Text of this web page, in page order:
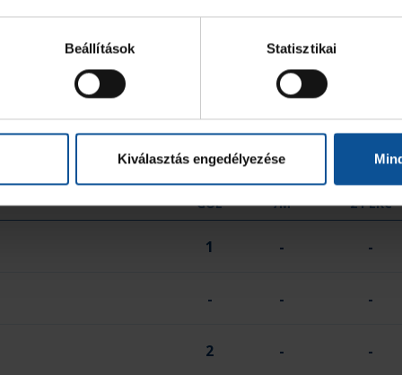
Beállítások Statisztikai
Kiválasztás engedélyezése
-
1
GÓL 7M 2 PERC
1 - -
- - -
2 - -